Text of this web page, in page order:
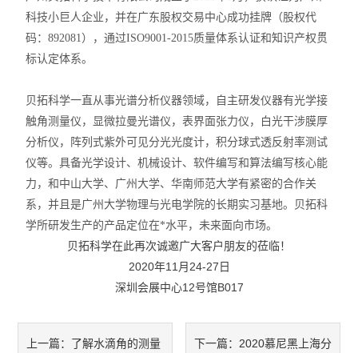
X射线衍射仪（XRD）
激光光散射仪
电化学工作站
X荧光光谱XRF能量色散型
分析仪器-光谱
透反射率测量仪
光学显微镜
科技小巨人企业，并在广东股权交易中心成功挂牌（股权代
码：892081），通过ISO9001-2015质量体系认证和知识产权贯
标认定体系。
贝拓科学一直从事光谱分析仪器领域，自主研发仪器有光学接
触角测量仪，显微拉曼光谱仪，表界面张力仪，白光干涉膜厚
分析仪，阵列式紫外可见分光光度计，积分球式透反射率测试
仪等。具备光学设计、机械设计、软件编写和算法编写核心能
力，和中山大学、广州大学、华南师范大学有紧密的合作关
系，并且是广州大学物理与光电学院的长期实习基地。贝拓科
学所研发生产的产品定位在*水平，未来面向市场。
贝拓科学在此再次诚邀广大客户朋友的莅临！
2020年11月24-27日
深圳会展中心12号馆B017
上一篇： 了解水滴角的测量 下一篇： 2020慕尼黑上海分